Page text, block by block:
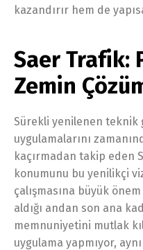
kazandırır hem de
Saer Trafik:
Zemin
Sürekli yenilenen teknik
uygulamalarını
kaçırmadan takip eden
konumunu bu yenilikçi
çalışmasına büyük
aldığı andan son ana
memnuniyetini mutlak
uygulama yapmıyor,